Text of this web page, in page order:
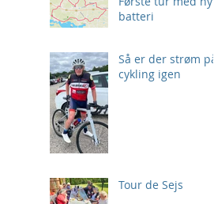
batteri
Så er der strøm på
cykling igen
Tour de Sejs